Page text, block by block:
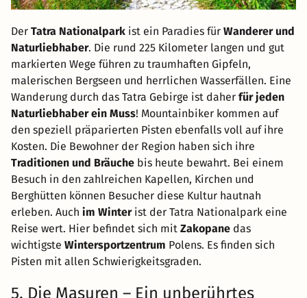
Der Tatra Nationalpark ist ein Paradies für Wanderer und
Naturliebhaber. Die rund 225 Kilometer langen und gut
markierten Wege führen zu traumhaften Gipfeln,
malerischen Bergseen und herrlichen Wasserfällen. Eine
Wanderung durch das Tatra Gebirge ist daher für jeden
Naturliebhaber ein Muss! Mountainbiker kommen auf
den speziell präparierten Pisten ebenfalls voll auf ihre
Kosten. Die Bewohner der Region haben sich ihre
Traditionen und Bräuche bis heute bewahrt. Bei einem
Besuch in den zahlreichen Kapellen, Kirchen und
Berghütten können Besucher diese Kultur hautnah
erleben. Auch im Winterist der Tatra Nationalpark eine
Reise wert. Hier befindet sich mit Zakopane das
wichtigste Wintersportzentrum Polens. Es finden sich
Pisten mit allen Schwierigkeitsgraden.
5. Die Masuren – Ein unberührtes